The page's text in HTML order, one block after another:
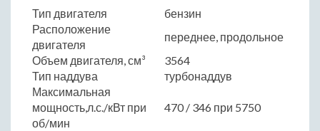
Тип двигателя
бензин
Расположение
двигателя
переднее, продольное
Объем двигателя, см³
3564
Тип наддува
турбонаддув
Максимальная
мощность,л.с./кВт при
об/мин
470 / 346 при 5750